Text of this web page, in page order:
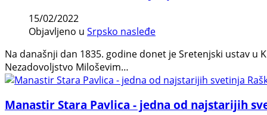
15/02/2022
Objavljeno u Srpsko nasleđe
Na današnji dan 1835. godine donet je Sretenjski ustav u
Nezadovoljstvo Miloševim…
Manastir Stara Pavlica - jedna od najstarijih